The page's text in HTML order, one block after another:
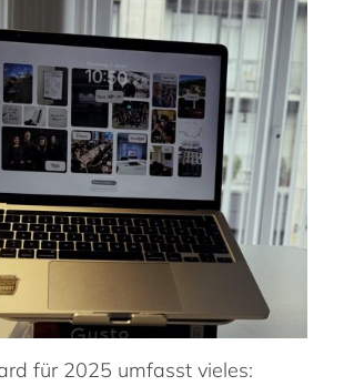
für 2025 umfasst vieles: